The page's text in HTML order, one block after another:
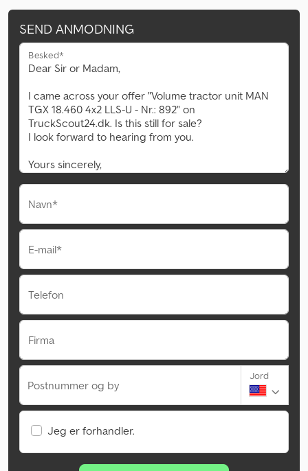
SEND ANMODNING
Besked*
Navn*
E-mail*
Telefon
Firma
Postnummer og by
Jord
Jeg er forhandler.